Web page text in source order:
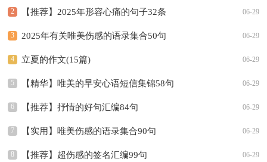
2 【推荐】2025年形容心痛的句子32条 06-29
3 2025年有关唯美伤感的语录集合50句 06-29
4 立夏的作文(15篇) 06-29
5 【精华】唯美的早安心语短信集锦58句 06-29
6 【推荐】抒情的好句汇编84句 06-29
7 【实用】唯美伤感的语录集合90句 06-29
8 【推荐】超伤感的签名汇编99句 06-29